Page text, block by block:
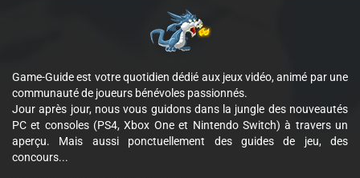
Game-Guide est votre quotidien dédié aux jeux vidéo, animé par une
communauté de joueurs bénévoles passionnés.
Jour après jour, nous vous guidons dans la jungle des nouveautés
PC et consoles (PS4, Xbox One et Nintendo Switch) à travers un
aperçu. Mais aussi ponctuellement des guides de jeu, des
concours...